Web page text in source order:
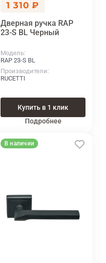
1 310 ₽
Дверная ручка RAP
23-S BL Черный
Модель
RAP 23-S BL
Производители
RUCETTI
Купить в 1 клик
Подробнее
В наличии